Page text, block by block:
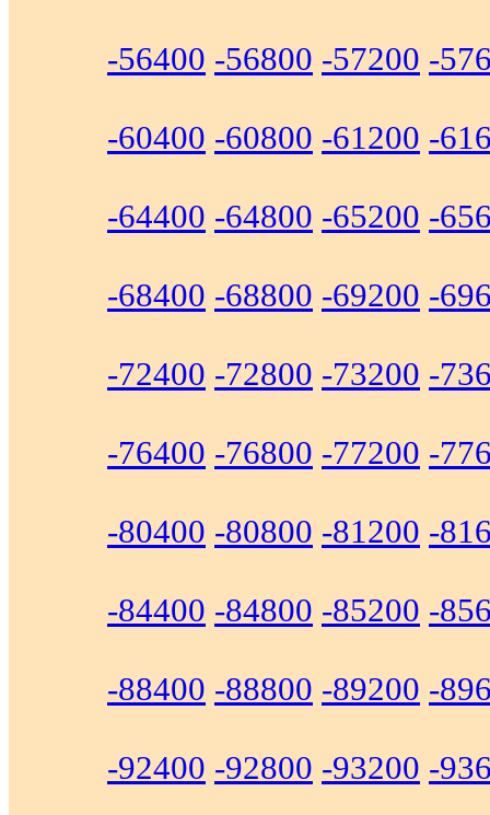
-56400 -56800 -57200 -
-60400 -60800 -61200 -
-64400 -64800 -65200 -
-68400 -68800 -69200 -
-72400 -72800 -73200 -
-76400 -76800 -77200 -
-80400 -80800 -81200 -
-84400 -84800 -85200 -
-88400 -88800 -89200 -
-92400 -92800 -93200 -